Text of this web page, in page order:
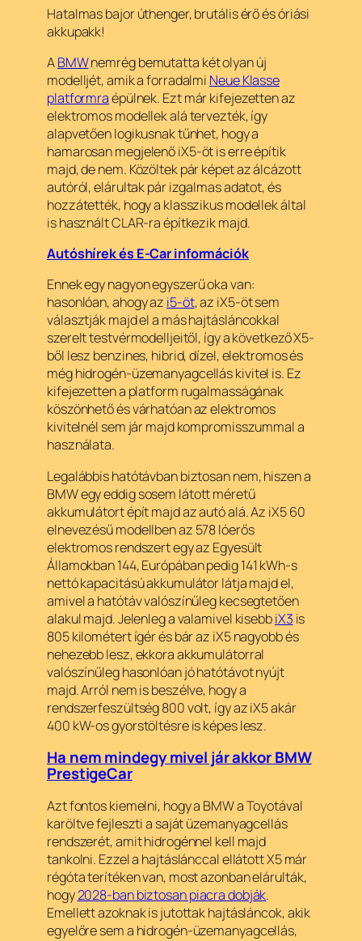
Hatalmas bajor úthenger, brutális érő és óriási
akkupakk!
ABMWnemrég bemutatta két olyan új
modelljét, amik a forradalmi Neue Klasse
platformraépülnek. Ezt már kifejezetten az
elektromos modellek alá tervezték, így
alapvetően logikusnak tűnhet, hogy a
hamarosan megjelenő iX5-öt is erre építik
majd, de nem. Közöltek pár képet az álcázott
autóról, elárultak pár izgalmas adatot, és
hozzátették, hogy a klasszikus modellek által
is használt CLAR-ra építkezik majd.
Autóshírek és E-Car információk
Ennek egy nagyon egyszerű oka van:
hasonlóan, ahogy az i5-öt, az iX5-öt sem
választják majd el a más hajtásláncokkal
szerelt testvérmodelljeitől, így a következő X5-
ből lesz benzines, hibrid, dízel, elektromos és
még hidrogén-üzemanyagcellás kivitel is. Ez
kifejezetten a platform rugalmasságának
köszönhető és várhatóan az elektromos
kivitelnél sem jár majd kompromisszummal a
használata.
Legalábbis hatótávban biztosan nem, hiszen a
BMW egy eddig sosem látott méretű
akkumulátort épít majd az autó alá. Az iX5 60
elnevezésű modellben az 578 lóerős
elektromos rendszert egy az Egyesült
Államokban 144, Európában pedig 141 kWh-s
nettó kapacitású akkumulátor látja majd el,
amivel a hatótáv valószínűleg kecsegtetően
alakul majd. Jelenleg a valamivel kisebbiX3 is
805 kilométert ígér és bár az iX5 nagyobb és
nehezebb lesz, ekkora akkumulátorral
valószínűleg hasonlóan jó hatótávot nyújt
majd. Arról nem is beszélve, hogy a
rendszerfeszültség 800 volt, így az iX5 akár
400 kW-os gyorstöltésre is képes lesz.
Ha nem mindegy mivel jár akkor BMW
PrestigeCar
Azt fontos kiemelni, hogy a BMW a Toyotával
karöltve fejleszti a saját üzemanyagcellás
rendszerét, amit hidrogénnel kell majd
tankolni. Ezzel a hajtáslánccal ellátott X5 már
régóta terítéken van, most azonban elárulták,
hogy2028-ban biztosan piacra dobják.
Emellett azoknak is jutottak hajtásláncok, akik
egyelőre sem a hidrogén-üzemanyagcellás,